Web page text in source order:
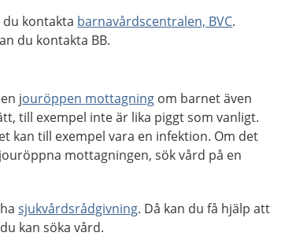
kontakta barnavårdscentralen, BVC.
du kontakta BB.
jouröppen mottagning om barnet även
till exempel inte är lika piggt som vanligt.
kan till exempel vara en infektion. Om det
mottagningen, sök vård på en
hasjukvårdsrådgivning. Då kan du få hjälp att
kan söka vård.